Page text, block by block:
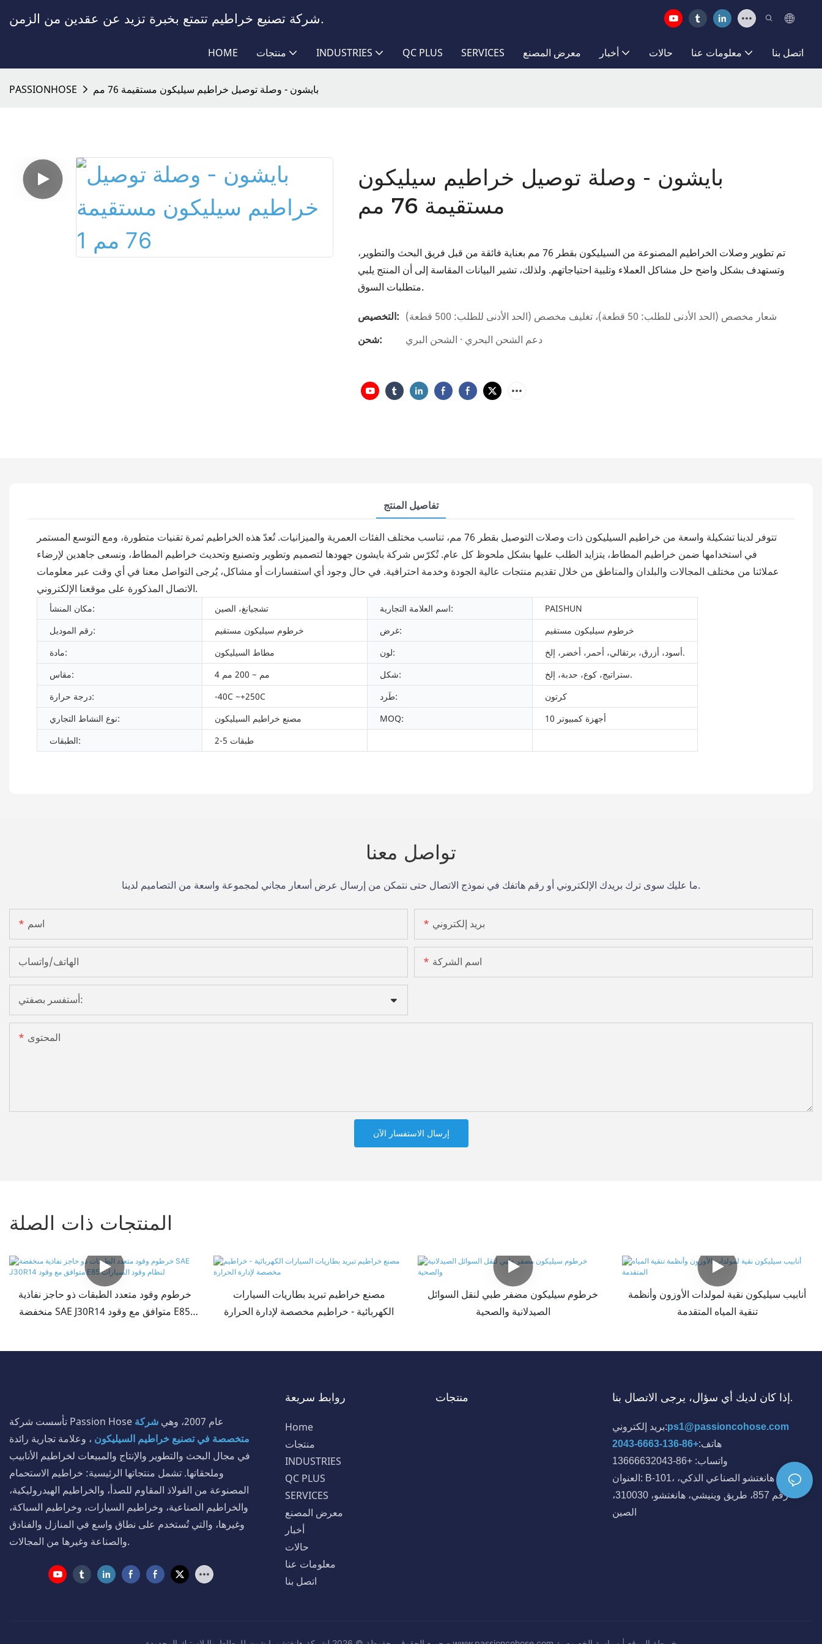
شركة تصنيع خراطيم تتمتع بخبرة تزيد عن عقدين من الزمن.
HOME منتجات INDUSTRIES QC PLUS SERVICES معرض المصنع أخبار حالات معلومات عنا اتصل بنا
PASSIONHOSE بايشون - وصلة توصيل خراطيم سيليكون مستقيمة 76 مم
بايشون - وصلة توصيل خراطيم سيليكون
مستقيمة 76 مم
تم تطوير وصلات الخراطيم المصنوعة من السيليكون بقطر 76 مم بعناية فائقة من قبل فريق البحث والتطوير،
وتستهدف بشكل واضح حل مشاكل العملاء وتلبية احتياجاتهم. ولذلك، تشير البيانات المقاسة إلى أن المنتج يلبي
متطلبات السوق.
التخصيص:
شعار مخصص (الحد الأدنى للطلب: 50 قطعة)، تغليف مخصص (الحد الأدنى للطلب: 500 قطعة)
شحن:
دعم الشحن البحري · الشحن البري
تفاصيل المنتج
تتوفر لدينا تشكيلة واسعة من خراطيم السيليكون ذات وصلات التوصيل بقطر 76 مم، تناسب مختلف الفئات العمرية والميزانيات. تُعدّ هذه الخراطيم ثمرة تقنيات متطورة، ومع التوسع المستمر
في استخدامها ضمن خراطيم المطاط، يتزايد الطلب عليها بشكل ملحوظ كل عام. تُكرّس شركة بايشون جهودها لتصميم وتطوير وتصنيع وتحديث خراطيم المطاط، ونسعى جاهدين لإرضاء
عملائنا من مختلف المجالات والبلدان والمناطق من خلال تقديم منتجات عالية الجودة وخدمة احترافية. في حال وجود أي استفسارات أو مشاكل، يُرجى التواصل معنا في أي وقت عبر معلومات
الاتصال المذكورة على موقعنا الإلكتروني.
مكان المنشأ: تشجيانغ، الصين اسم العلامة التجارية:
PAISHUN
رقم الموديل:
خرطوم سيليكون مستقيم غرض:
خرطوم سيليكون مستقيم
مادة:
مطاط السيليكون لون:
أسود، أزرق، برتقالي، أحمر، أخضر، إلخ.
مقاس:
4 مم ~ 200 مم شكل:
ستراتيج، كوع، حدبة، إلخ.
درجة حرارة:
-40C ~+250C طَرد:
كرتون
نوع النشاط التجاري:
مصنع خراطيم السيليكون MOQ:
10 أجهزة كمبيوتر
الطبقات:
2-5 طبقات
تواصل معنا
ما عليك سوى ترك بريدك الإلكتروني أو رقم هاتفك في نموذج الاتصال حتى نتمكن من إرسال عرض أسعار مجاني لمجموعة واسعة من التصاميم لدينا.
اسم بريد إلكتروني
الهاتف/واتساب اسم الشركة
أستفسر بصفتي:
المحتوى
إرسال الاستفسار الآن
المنتجات ذات الصلة
خرطوم وقود متعدد الطبقات ذو حاجز نفاذية
منخفضة SAE J30R14 متوافق مع وقود E85
مصنع خراطيم تبريد بطاريات السيارات
الكهربائية - خراطيم مخصصة لإدارة الحرارة
خرطوم سيليكون مضفر طبي لنقل السوائل
الصيدلانية والصحية
أنابيب سيليكون نقية لمولدات الأوزون وأنظمة
تنقية المياه المتقدمة
تأسست شركة Passion Hose عام 2007، وهي
شركة
متخصصة في تصنيع خراطيم السيليكون ، وعلامة تجارية رائدة
في مجال البحث والتطوير والإنتاج والمبيعات لخراطيم الأنابيب
وملحقاتها. تشمل منتجاتها الرئيسية: خراطيم الاستحمام
المصنوعة من الفولاذ المقاوم للصدأ، والخراطيم الهيدروليكية،
والخراطيم الصناعية، وخراطيم السيارات، وخراطيم السباكة،
وغيرها، والتي تُستخدم على نطاق واسع في المنازل والفنادق
والصناعة وغيرها من المجالات.
روابط سريعة
Home
منتجات
INDUSTRIES
QC PLUS
SERVICES
معرض المصنع
أخبار
حالات
معلومات عنا
اتصل بنا
منتجات إذا كان لديك أي سؤال، يرجى الاتصال بنا.
بريد إلكتروني:ps1@passioncohose.com
هاتف:+86-136-6663-2043
واتساب: +86-13666632043
العنوان: B-101، مجمع هانغتشو الصناعي الذكي،
رقم 857، طريق وينيشي، هانغتشو، 310030،
الصين